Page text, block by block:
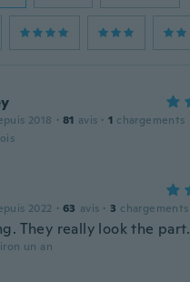
2018 · 81 avis · 1 chargements
2022 · 63 avis · 3 chargements
They really look the part.
un an